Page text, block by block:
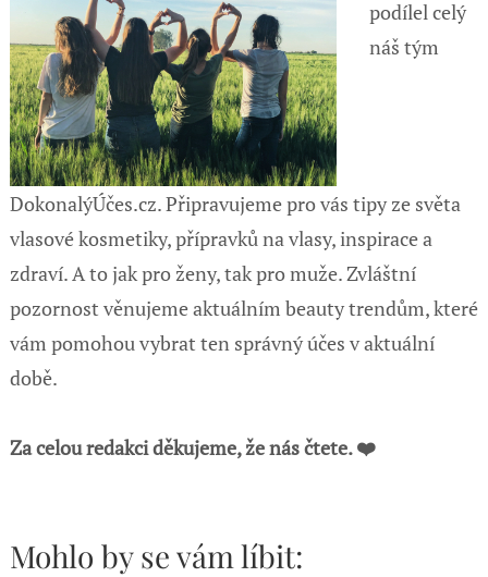
podílel celý
náš tým
DokonalýÚčes.cz. Připravujeme pro vás tipy ze světa
vlasové kosmetiky, přípravků na vlasy, inspirace a
zdraví. A to jak pro ženy, tak pro muže. Zvláštní
pozornost věnujeme aktuálním beauty trendům, které
vám pomohou vybrat ten správný účes v aktuální
době.
Za celou redakci děkujeme, že nás čtete. ❤️
Mohlo by se vám líbit: